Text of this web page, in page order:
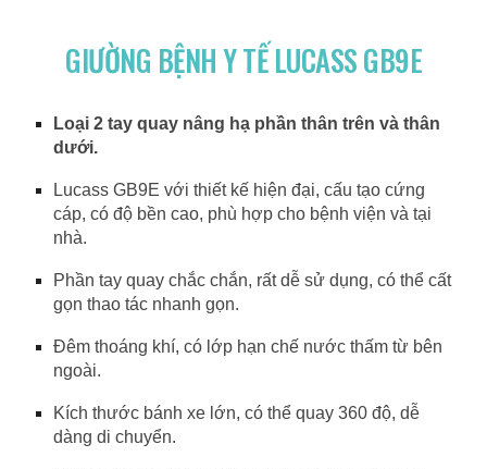
GIƯỜNG BỆNH Y TẾ LUCASS GB9E
Loại 2 tay quay nâng hạ phần thân trên và thân
dưới.
Lucass GB9E với thiết kế hiện đại, cấu tạo cứng
cáp, có độ bền cao, phù hợp cho bệnh viện và tại
nhà.
Phần tay quay chắc chắn, rất dễ sử dụng, có thể cất
gọn thao tác nhanh gọn.
Đêm thoáng khí, có lớp hạn chế nước thấm từ bên
ngoài.
Kích thước bánh xe lớn, có thể quay 360 độ, dễ
dàng di chuyển.